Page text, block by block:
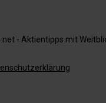
- Aktientipps mit